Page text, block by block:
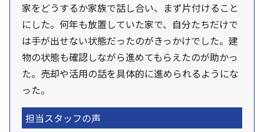
家をどうするか家族で話し合い、まず片付けること
にした。何年も放置していた家で、自分たちだけで
は手が出せない状態だったのがきっかけでした。建
物の状態も確認しながら進めてもらえたのが助かっ
た。売却や活用の話を具体的に進められるようにな
った。
担当スタッフの声